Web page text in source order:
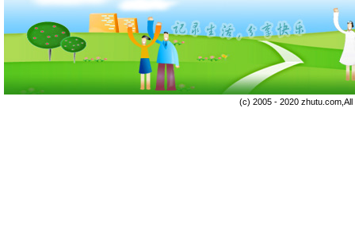
(c) 2005 - 2020